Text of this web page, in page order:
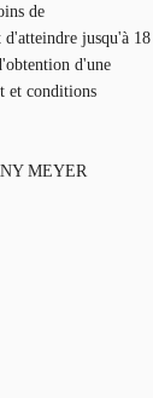
de
d'atteindre jusqu'à 18
d'une
et conditions
MEYER